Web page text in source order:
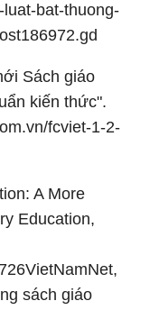
bat-thuong-
Sách giáo
kiến thức".
fcviet-1-2-
A More
Education,
sách giáo